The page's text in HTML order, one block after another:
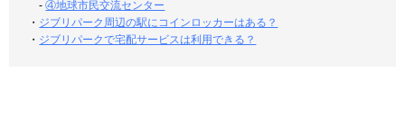
-④地球市民交流センター
・ ジブリパーク周辺の駅にコインロッカーはある？
・ ジブリパークで宅配サービスは利用できる？